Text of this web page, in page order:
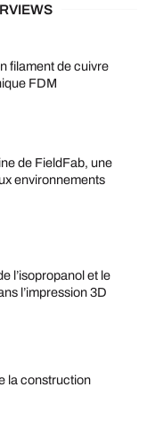
filament de cuivre
FDM
de FieldFab, une
environnements
l’isopropanol et le
l’impression 3D
la construction